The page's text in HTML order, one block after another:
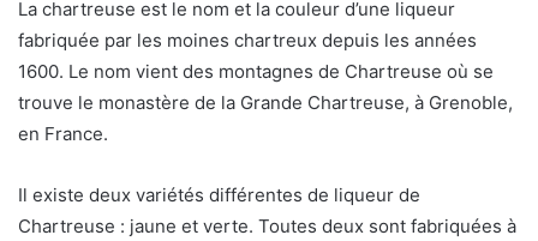
La chartreuse est le nom et la couleur d’une liqueur
fabriquée par les moines chartreux depuis les années
1600. Le nom vient des montagnes de Chartreuse où se
trouve le monastère de la Grande Chartreuse, à Grenoble,
en France.
Il existe deux variétés différentes de liqueur de
Chartreuse : jaune et verte. Toutes deux sont fabriquées à